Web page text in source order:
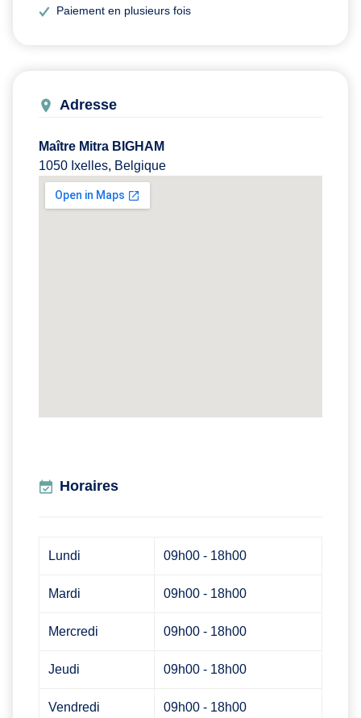
Paiement en plusieurs fois
Adresse
Maître Mitra BIGHAM
1050 Ixelles, Belgique
Horaires
Lundi 09h00 - 18h00
Mardi 09h00 - 18h00
Mercredi 09h00 - 18h00
Jeudi 09h00 - 18h00
Vendredi 09h00 - 18h00